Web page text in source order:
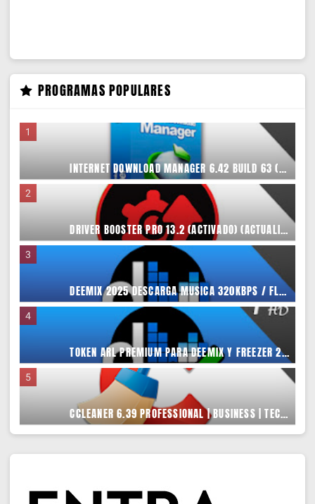
PROGRAMAS POPULARES
INTERNET DOWNLOAD MANAGER 6.42 BUILD 63 (ACTIVADO) (ACELERA TUS DESCARGAS)
DRIVER BOOSTER PRO 13.2 (ACTIVADO) (ACTUALIZA TODOS TUS DRIVERS)
DEEMIX 2025 DESCARGA MUSICA 320KBPS / FLAC + CARÁTULA + ARL PREMIUM
TOKEN ARL PREMIUM PARA DEEMIX Y FREEZER 2025 | MUSICA 320KBPS Y FLAC
CCLEANER 6.39 PROFESSIONAL | BUSINESS | TECHNICIAN EDITION (ACTIVADO)